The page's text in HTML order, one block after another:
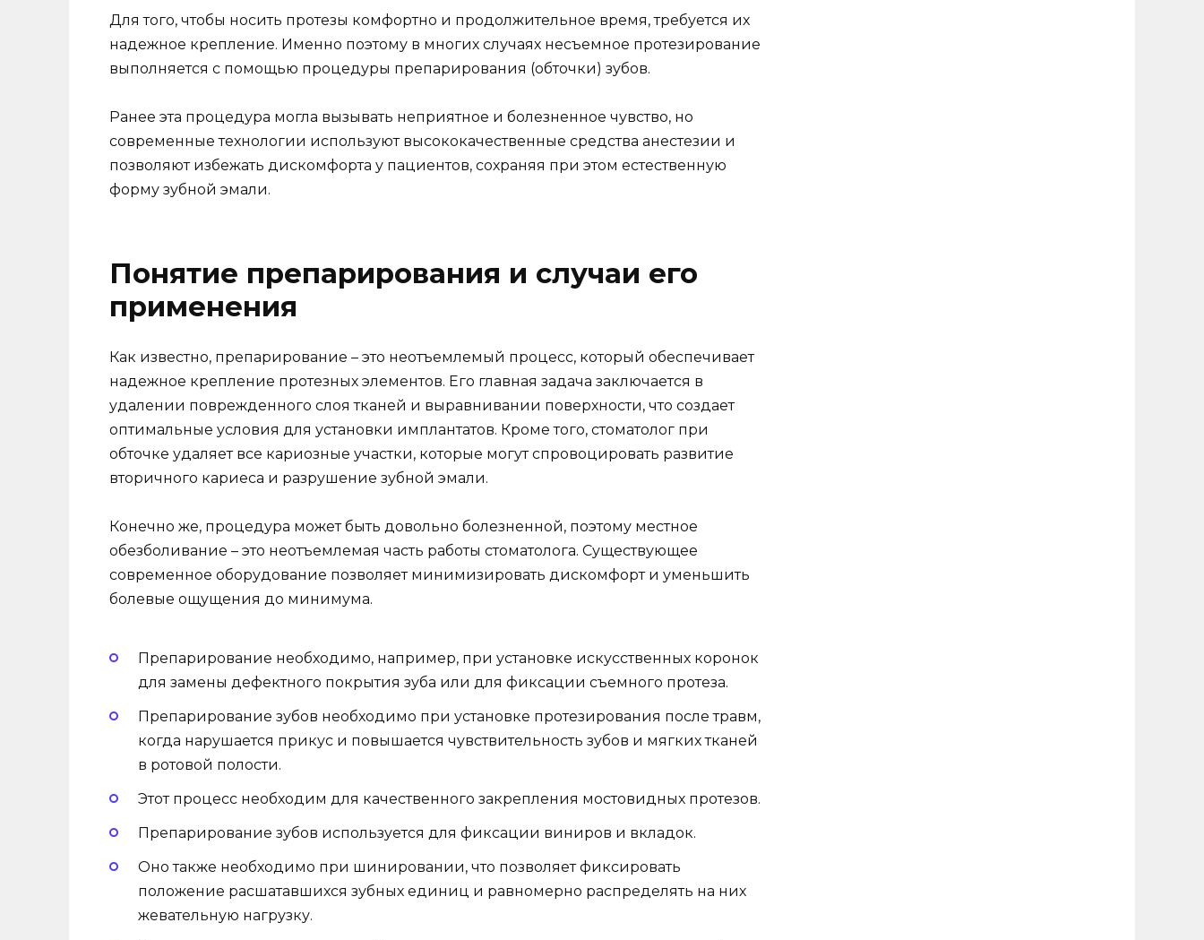
Для того, чтобы носить протезы комфортно и продолжительное время, требуется их
надежное крепление. Именно поэтому в многих случаях несъемное протезирование
выполняется с помощью процедуры препарирования (обточки) зубов.
Ранее эта процедура могла вызывать неприятное и болезненное чувство, но
современные технологии используют высококачественные средства анестезии и
позволяют избежать дискомфорта у пациентов, сохраняя при этом естественную
форму зубной эмали.
Понятие препарирования и случаи его
применения
Как известно, препарирование – это неотъемлемый процесс, который обеспечивает
надежное крепление протезных элементов. Его главная задача заключается в
удалении поврежденного слоя тканей и выравнивании поверхности, что создает
оптимальные условия для установки имплантатов. Кроме того, стоматолог при
обточке удаляет все кариозные участки, которые могут спровоцировать развитие
вторичного кариеса и разрушение зубной эмали.
Конечно же, процедура может быть довольно болезненной, поэтому местное
обезболивание – это неотъемлемая часть работы стоматолога. Существующее
современное оборудование позволяет минимизировать дискомфорт и уменьшить
болевые ощущения до минимума.
Препарирование необходимо, например, при установке искусственных коронок
для замены дефектного покрытия зуба или для фиксации съемного протеза.
Препарирование зубов необходимо при установке протезирования после травм,
когда нарушается прикус и повышается чувствительность зубов и мягких тканей
в ротовой полости.
Этот процесс необходим для качественного закрепления мостовидных протезов.
Препарирование зубов используется для фиксации виниров и вкладок.
Оно также необходимо при шинировании, что позволяет фиксировать
положение расшатавшихся зубных единиц и равномерно распределять на них
жевательную нагрузку.